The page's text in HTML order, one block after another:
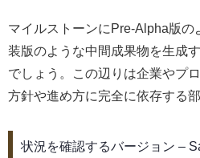
マイルストーンにPre-Alpha版
装版のような中間成果物を生成
でしょう。この辺りは企業やプ
方針や進め方に完全に依存する部
状況を確認するバージョン –